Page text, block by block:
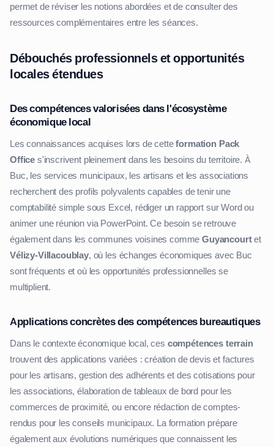
permet de réviser les notions abordées et de consulter des
ressources complémentaires entre les séances.
Débouchés professionnels et opportunités
locales étendues
Des compétences valorisées dans l'écosystème
économique local
Les connaissances acquises lors de cetteformation Pack
Office s'inscrivent pleinement dans les besoins du territoire. À
Buc, les services municipaux, les artisans et les associations
recherchent des profils polyvalents capables de tenir une
comptabilité simple sous Excel, rédiger un rapport sur Word ou
animer une réunion via PowerPoint. Ce besoin se retrouve
également dans les communes voisines commeGuyancourtet
Vélizy-Villacoublay, où les échanges économiques avec Buc
sont fréquents et où les opportunités professionnelles se
multiplient.
Applications concrètes des compétences bureautiques
Dans le contexte économique local, ces compétences terrain
trouvent des applications variées : création de devis et factures
pour les artisans, gestion des adhérents et des cotisations pour
les associations, élaboration de tableaux de bord pour les
commerces de proximité, ou encore rédaction de comptes-
rendus pour les conseils municipaux. La formation prépare
également aux évolutions numériques que connaissent les